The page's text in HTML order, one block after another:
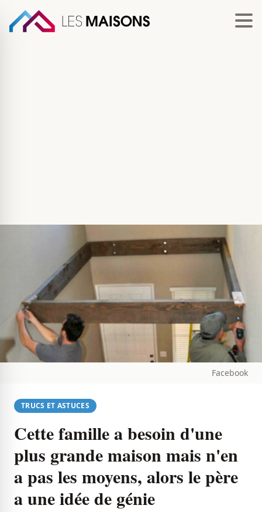
Facebook
TRUCS ET ASTUCES
Cette famille a besoin d'une
plus grande maison mais n'en
a pas les moyens, alors le père
a une idée de génie